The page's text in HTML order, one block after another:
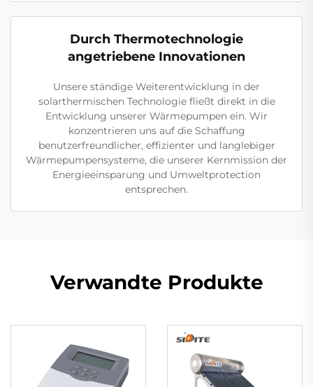
Durch Thermotechnologie
angetriebene Innovationen
Unsere ständige Weiterentwicklung in der
solarthermischen Technologie fließt direkt in die
Entwicklung unserer Wärmepumpen ein. Wir
konzentrieren uns auf die Schaffung
benutzerfreundlicher, effizienter und langlebiger
Wärmepumpensysteme, die unserer Kernmission der
Energieeinsparung und Umweltprotection
entsprechen.
Verwandte Produkte